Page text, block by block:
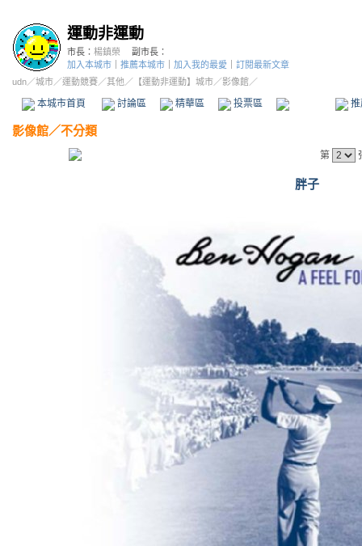
運動非運動
市長： 楊鎮榮
副市長：
加入本城市
推薦本城市 加入我的最愛
訂閱最新文章
udn／城市／運動競賽／其他 ／ 【運動非運動】城市／影像館／
本城市首頁 討論區 精華區 投票區 影像館
影像館／不分類
第
胖子